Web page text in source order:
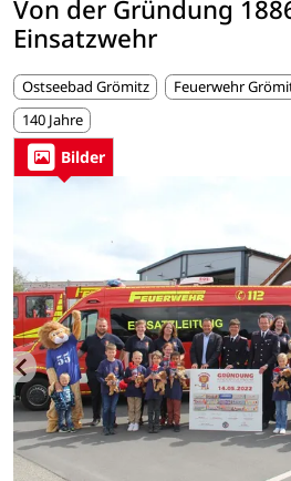
Von der Gründung
Einsatzwehr
Ostseebad Grömitz Feuerwehr
140 Jahre
Bilder